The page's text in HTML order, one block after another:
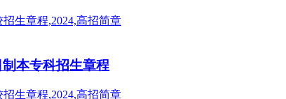
本专科招生章程